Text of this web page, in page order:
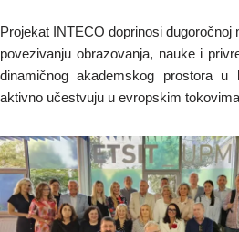
Projekat INTECO doprinosi dugoročnoj
povezivanju obrazovanja, nauke i
dinamičnog akademskog prostora
aktivno učestvuju u evropskim